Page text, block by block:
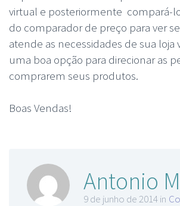
virtual e posteriormente compará-
do comparador de preço para ver
atende as necessidades de sua loja
uma boa opção para direcionar as
comprarem seus produtos.
Boas Vendas!
Antonio
9 de junho de 2014 in